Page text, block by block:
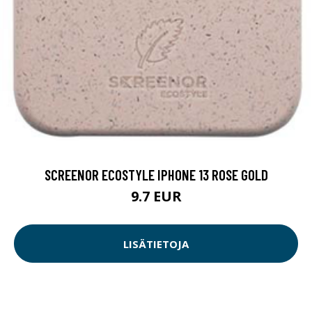
SCREENOR ECOSTYLE IPHONE 13 ROSE GOLD
9.7 EUR
LISÄTIETOJA